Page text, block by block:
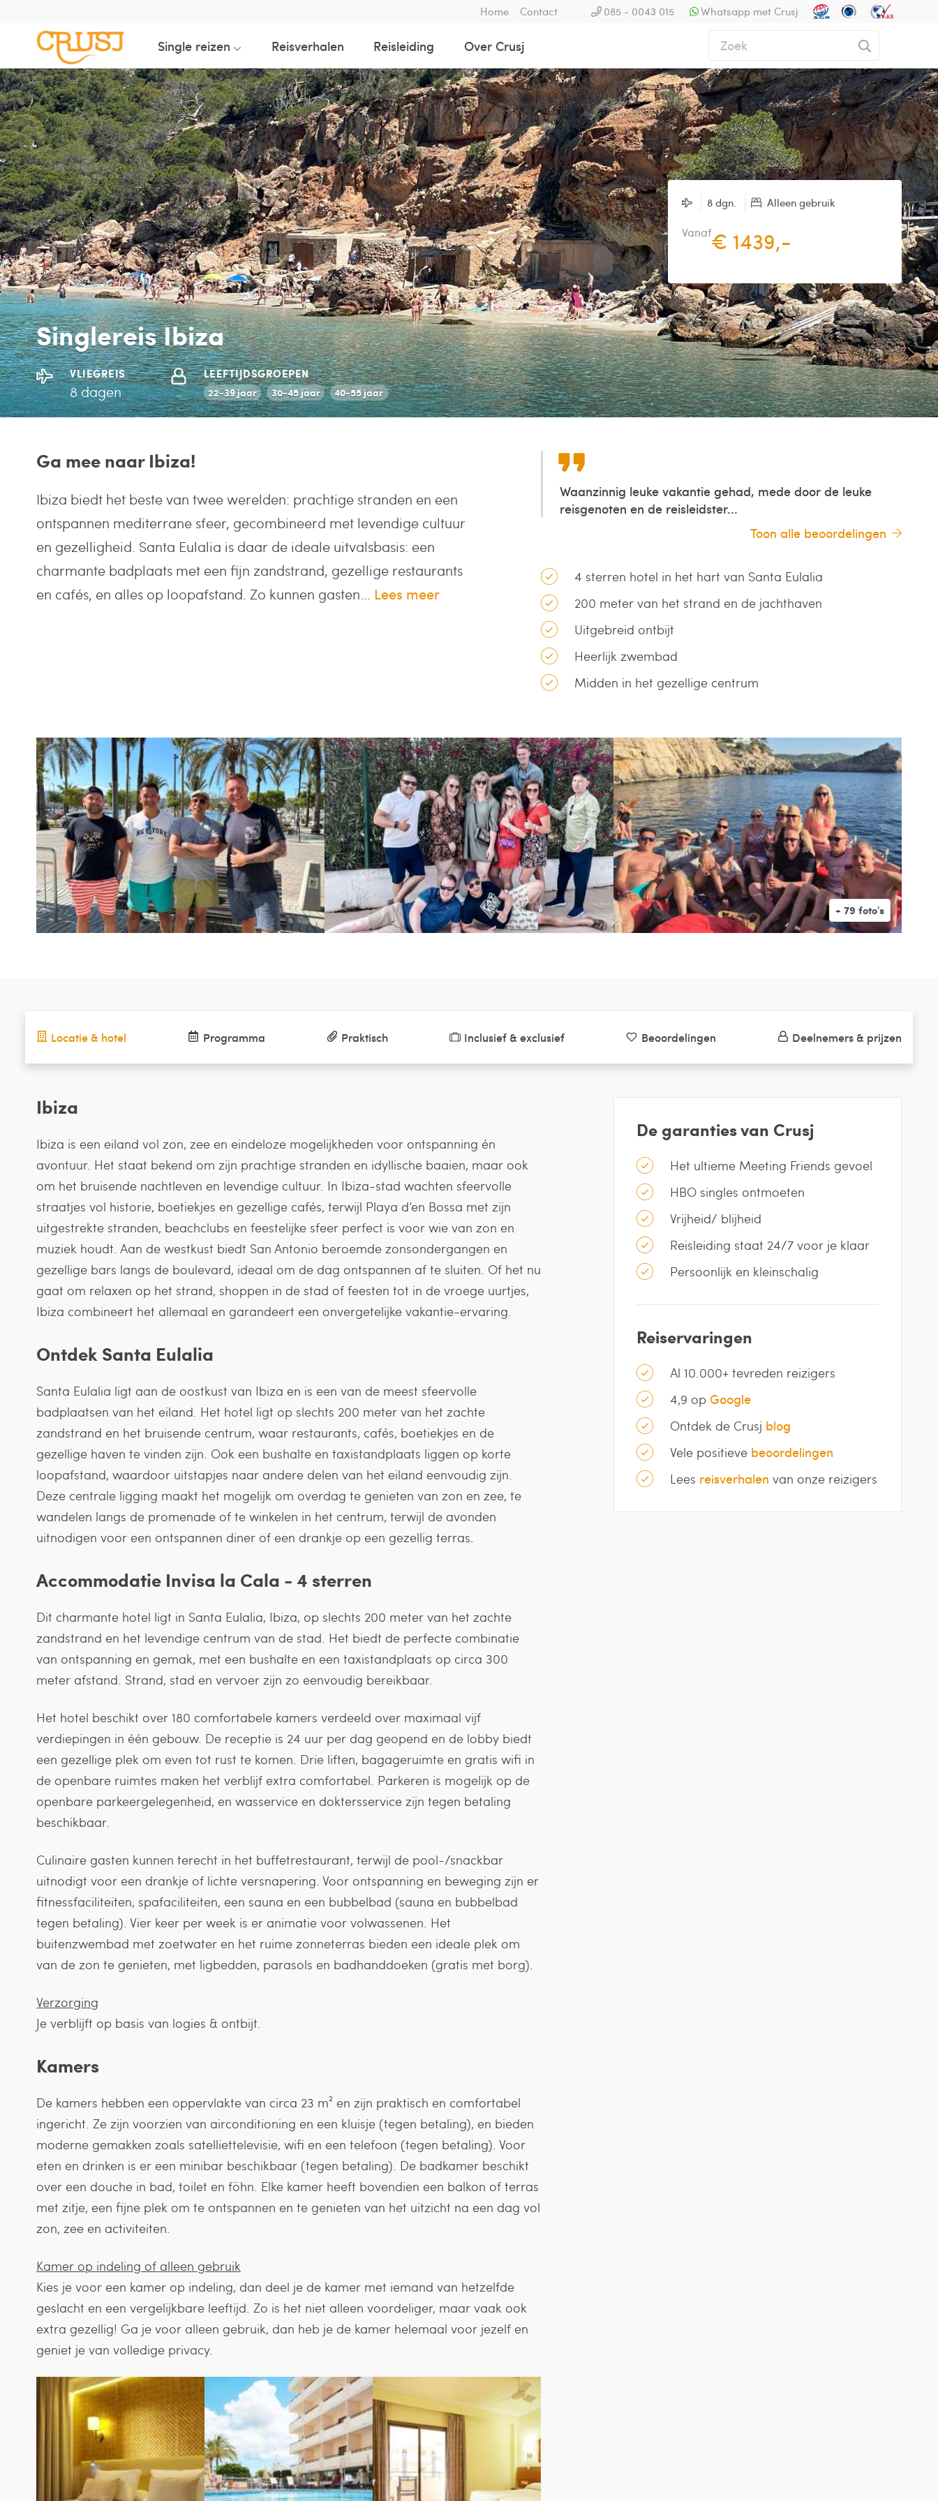
Home Contact 085 - 0043 015 Whatsapp met Crusj
Single reizen Reisverhalen Reisleiding Over Crusj
8 dgn. Alleen gebruik
Vanaf€ 1439,-
Singlereis Ibiza
VLIEGREIS
8 dagen
LEEFTIJDSGROEPEN
22-39 jaar 30-45 jaar 40-55 jaar
Ga mee naar Ibiza!
Ibiza biedt het beste van twee werelden: prachtige stranden en een
ontspannen mediterrane sfeer, gecombineerd met levendige cultuur
en gezelligheid. Santa Eulalia is daar de ideale uitvalsbasis: een
charmante badplaats met een fijn zandstrand, gezellige restaurants
en cafés, en alles op loopafstand. Zo kunnen gasten... Lees meer
Waanzinnig leuke vakantie gehad, mede door de leuke
reisgenoten en de reisleidster...
Toon alle beoordelingen
4 sterren hotel in het hart van Santa Eulalia
200 meter van het strand en de jachthaven
Uitgebreid ontbijt
Heerlijk zwembad
Midden in het gezellige centrum
Locatie & hotel
Ibiza
Ibiza is een eiland vol zon, zee en eindeloze mogelijkheden voor ontspanning én
avontuur. Het staat bekend om zijn prachtige stranden en idyllische baaien, maar ook
om het bruisende nachtleven en levendige cultuur. In Ibiza-stad wachten sfeervolle
straatjes vol historie, boetiekjes en gezellige cafés, terwijl Playa d’en Bossa met zijn
uitgestrekte stranden, beachclubs en feestelijke sfeer perfect is voor wie van zon en
muziek houdt. Aan de westkust biedt San Antonio beroemde zonsondergangen en
gezellige bars langs de boulevard, ideaal om de dag ontspannen af te sluiten. Of het nu
gaat om relaxen op het strand, shoppen in de stad of feesten tot in de vroege uurtjes,
Ibiza combineert het allemaal en garandeert een onvergetelijke vakantie-ervaring.
Ontdek Santa Eulalia
Santa Eulalia ligt aan de oostkust van Ibiza en is een van de meest sfeervolle
badplaatsen van het eiland. Het hotel ligt op slechts 200 meter van het zachte
zandstrand en het bruisende centrum, waar restaurants, cafés, boetiekjes en de
gezellige haven te vinden zijn. Ook een bushalte en taxistandplaats liggen op korte
loopafstand, waardoor uitstapjes naar andere delen van het eiland eenvoudig zijn.
Deze centrale ligging maakt het mogelijk om overdag te genieten van zon en zee, te
wandelen langs de promenade of te winkelen in het centrum, terwijl de avonden
uitnodigen voor een ontspannen diner of een drankje op een gezellig terras.
Accommodatie Invisa la Cala - 4 sterren
Dit charmante hotel ligt in Santa Eulalia, Ibiza, op slechts 200 meter van het zachte
zandstrand en het levendige centrum van de stad. Het biedt de perfecte combinatie
van ontspanning en gemak, met een bushalte en een taxistandplaats op circa 300
meter afstand. Strand, stad en vervoer zijn zo eenvoudig bereikbaar.
Het hotel beschikt over 180 comfortabele kamers verdeeld over maximaal vijf
verdiepingen in één gebouw. De receptie is 24 uur per dag geopend en de lobby biedt
een gezellige plek om even tot rust te komen. Drie liften, bagageruimte en gratis wifi in
de openbare ruimtes maken het verblijf extra comfortabel. Parkeren is mogelijk op de
openbare parkeergelegenheid, en wasservice en doktersservice zijn tegen betaling
beschikbaar.
Culinaire gasten kunnen terecht in het buffetrestaurant, terwijl de pool-/snackbar
uitnodigt voor een drankje of lichte versnapering. Voor ontspanning en beweging zijn er
fitnessfaciliteiten, spafaciliteiten, een sauna en een bubbelbad (sauna en bubbelbad
tegen betaling). Vier keer per week is er animatie voor volwassenen. Het
buitenzwembad met zoetwater en het ruime zonneterras bieden een ideale plek om
van de zon te genieten, met ligbedden, parasols en badhanddoeken (gratis met borg).
Verzorging
Je verblijft op basis van logies & ontbijt.
Kamers
De kamers hebben een oppervlakte van circa 23 m² en zijn praktisch en comfortabel
ingericht. Ze zijn voorzien van airconditioning en een kluisje (tegen betaling), en bieden
moderne gemakken zoals satelliettelevisie, wifi en een telefoon (tegen betaling). Voor
eten en drinken is er een minibar beschikbaar (tegen betaling). De badkamer beschikt
over een douche in bad, toilet en föhn. Elke kamer heeft bovendien een balkon of terras
met zitje, een fijne plek om te ontspannen en te genieten van het uitzicht na een dag vol
zon, zee en activiteiten.
Kamer op indeling of alleen gebruik
Kies je voor een kamer op indeling, dan deel je de kamer met iemand van hetzelfde
geslacht en een vergelijkbare leeftijd. Zo is het niet alleen voordeliger, maar vaak ook
extra gezellig! Ga je voor alleen gebruik, dan heb je de kamer helemaal voor jezelf en
geniet je van volledige privacy.
De garanties van Crusj
Het ultieme Meeting Friends gevoel
HBO singles ontmoeten
Vrijheid/ blijheid
Reisleiding staat 24/7 voor je klaar
Persoonlijk en kleinschalig
Reiservaringen
Al 10.000+ tevreden reizigers
4,9 op Google
Ontdek de Crusj blog
Vele positieve beoordelingen
Lees reisverhalen van onze reizigers
Programma Praktisch Inclusief & exclusief Beoordelingen Deelnemers & prijzen